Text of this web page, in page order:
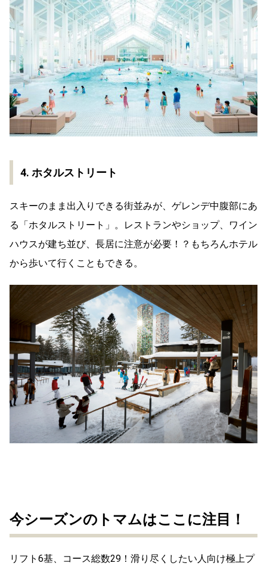
4. ホタルストリート
スキーのまま出入りできる街並みが、ゲレンデ中腹部にあ
る「ホタルストリート」。レストランやショップ、ワイン
ハウスが建ち並び、長居に注意が必要！？もちろんホテル
から歩いて行くこともできる。
今シーズンのトマムはここに注目！
リフト6基、コース総数29！滑り尽くしたい人向け極上プ